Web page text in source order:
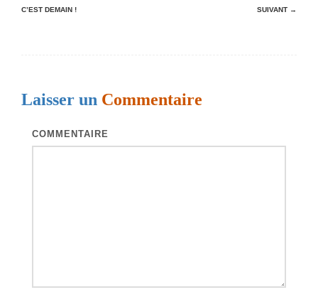
v
t
C’EST DEMAIN ! SUIVANT →
Laisser un Commentaire
COMMENTAIRE